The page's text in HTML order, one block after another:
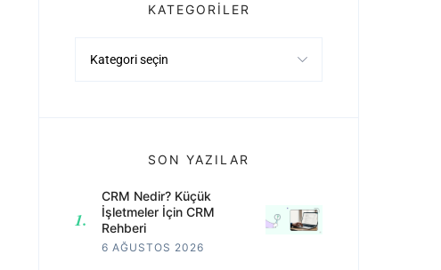
KATEGORILER
SON YAZILAR
CRM Nedir? Küçük
İşletmeler İçin CRM
Rehberi
6 AĞUSTOS 2026